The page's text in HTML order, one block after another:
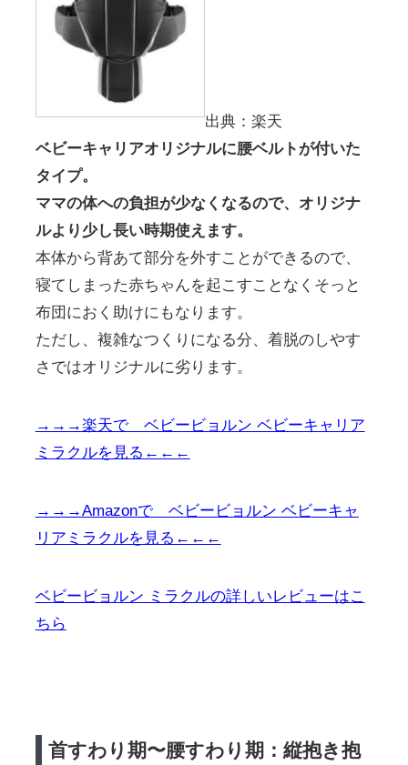
出典：楽天
ベビーキャリアオリジナルに腰ベルトが付いた
タイプ。
ママの体への負担が少なくなるので、オリジナ
ルより少し長い時期使えます。
本体から背あて部分を外すことができるので、
寝てしまった赤ちゃんを起こすことなくそっと
布団におく助けにもなります。
ただし、複雑なつくりになる分、着脱のしやす
さではオリジナルに劣ります。
→→→楽天で ベビービョルン ベビーキャリア
ミラクルを見る←←←
→→→Amazonで ベビービョルン ベビーキャ
リアミラクルを見る←←←
ベビービョルン ミラクルの詳しいレビューはこ
ちら
首すわり期〜腰すわり期：縦抱き抱